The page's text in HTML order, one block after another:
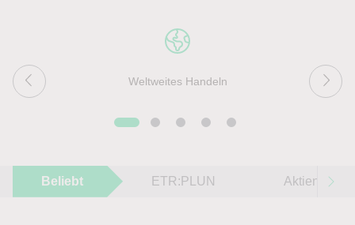
Weltweites Handeln
Beliebt ETR:PLUN Aktien im